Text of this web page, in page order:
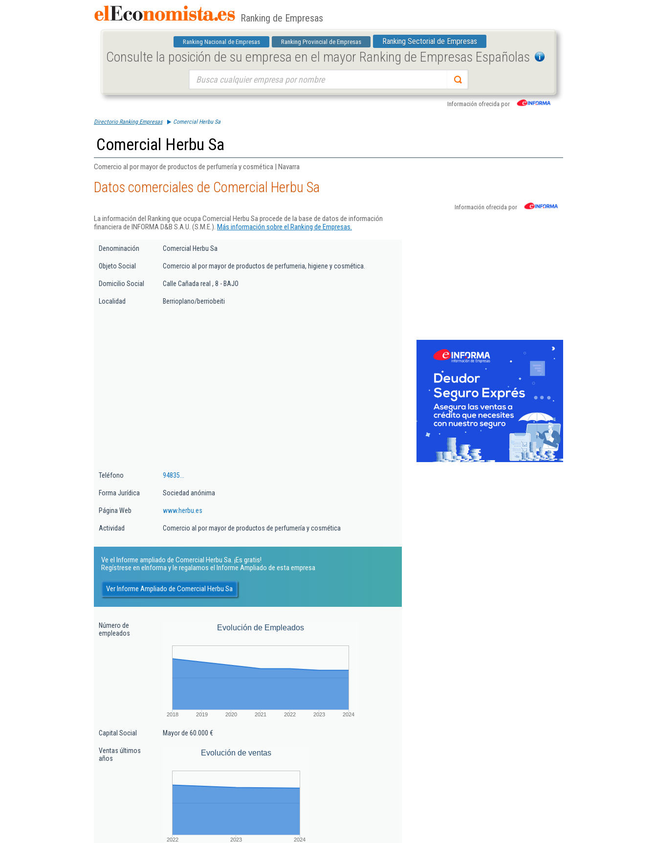
Ranking de Empresas
Ranking Nacional de Empresas Ranking Provincial de Empresas Ranking Sectorial de Empresas
Consulte la posición de su empresa en el mayor Ranking de Empresas Españolas
Información ofrecida por
Directorio Ranking Empresas Comercial Herbu Sa
Comercial Herbu Sa
Comercio al por mayor de productos de perfumería y cosmética | Navarra
Datos comerciales de Comercial Herbu Sa
Información ofrecida por
La información del Ranking que ocupa Comercial Herbu Sa procede de la base de datos de información
financiera de INFORMA D&B S.A.U. (S.M.E.). Más información sobre el Ranking de Empresas.
Denominación Comercial Herbu Sa
Objeto Social Comercio al por mayor de productos de perfumeria, higiene y cosmética.
Domicilio Social Calle Cañada real , 8 - BAJO
Localidad Berrioplano/berriobeiti
Teléfono 94835...
Forma Jurídica Sociedad anónima
Página Web www.herbu.es
Actividad Comercio al por mayor de productos de perfumería y cosmética
Ve el Informe ampliado de Comercial Herbu Sa. ¡Es gratis!
Regístrese en eInforma y le regalamos el Informe Ampliado de esta empresa
Ver Informe Ampliado de Comercial Herbu Sa
Número de
empleados
Evolución de Empleados
2018 2019 2020 2021 2022 2023 2024
Capital Social Mayor de 60.000 €
Ventas últimos
años
Evolución de ventas
2022 2023 2024